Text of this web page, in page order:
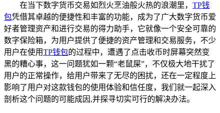
在当下数字货币交易如烈火烹油般火热的浪潮里， TP钱
包凭借其卓越的便捷性和丰富的功能，成为了广大数字货币爱
好者管理资产和进行交易的得力助手，它就像一个安全可靠的
数字保险箱，为用户提供了便捷的资产管理和交易服务，不少
用户在使用TP钱包的过程中，遭遇了点击收币时屏幕突然变
黑的糟心事，这一问题犹如一颗“老鼠屎”，不仅极大地干扰了
用户的正常操作，给用户带来了无尽的困扰，还在一定程度上
影响了用户对这款钱包的使用体验和信任度，我们就一起深入
剖析这个问题的可能成因,并探寻切实可行的解决办法。